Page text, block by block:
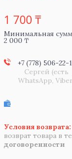
1 700 ₸
Минимальная
2 000 ₸
+7 (778) 506-22-
Сергей (есть
WhatsApp,
возврат товара в
договоренности